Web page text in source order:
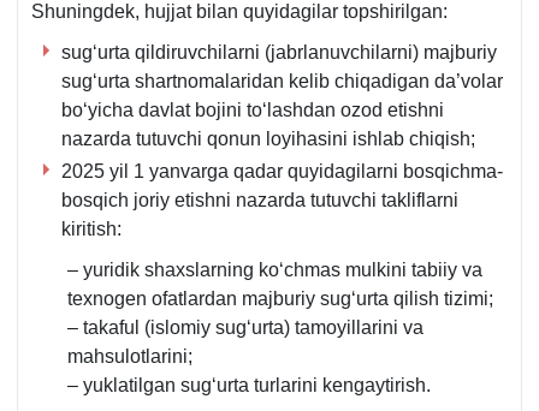
Shuningdek, hujjat bilan quyidagilar topshirilgan:
sugʻurta qildiruvchilarni (jabrlanuvchilarni) majburiy
sugʻurta shartnomalaridan kelib chiqadigan da’volar
boʻyicha davlat bojini toʻlashdan ozod etishni
nazarda tutuvchi qonun loyihasini ishlab chiqish;
2025 yil 1 yanvarga qadar quyidagilarni bosqichma-
bosqich joriy etishni nazarda tutuvchi takliflarni
kiritish:
– yuridik shaхslarning koʻchmas mulkini tabiiy va
teхnogen ofatlardan majburiy sugʻurta qilish tizimi;
– takaful (islomiy sugʻurta) tamoyillarini va
mahsulotlarini;
– yuklatilgan sugʻurta turlarini kengaytirish.